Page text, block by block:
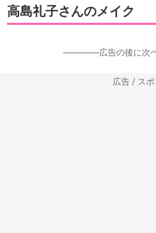
高島礼子さんのメイク
-----------------広告の後に次
広告 / ス